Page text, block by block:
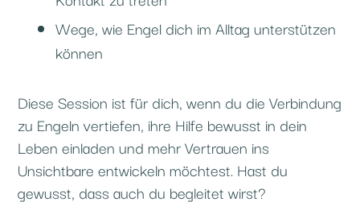
Wege, wie Engel dich im Alltag unterstützen
können
Diese Session ist für dich, wenn du die Verbindung
zu Engeln vertiefen, ihre Hilfe bewusst in dein
Leben einladen und mehr Vertrauen ins
Unsichtbare entwickeln möchtest. Hast du
gewusst, dass auch du begleitet wirst?